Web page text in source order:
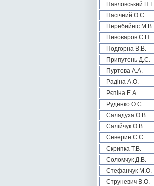
Павловський П.І.
Пасічний О.С.
Перебийніс М.В.
Пивоваров Є.П.
Подгорна В.В.
Припутень Д.С.
Пуртова А.А.
Радіна А.О.
Рєпіна Е.А.
Руденко О.С.
Саладуха О.В.
Салійчук О.В.
Северин С.С.
Скрипка Т.В.
Соломчук Д.В.
Стефанчук М.О.
Струневич В.О.